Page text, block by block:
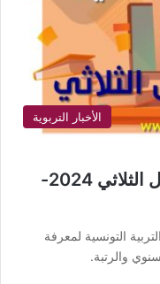
الأخبار التربوية
رابط فضاء التلميذ لمعرفة معدل الثلاثي 2024-
التونسية لمعرفة
والرتبة.